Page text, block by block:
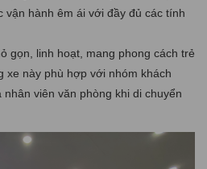
vận hành êm ái với đầy đủ các tính
gọn, linh hoạt, mang phong cách trẻ
xe này phù hợp với nhóm khách
viên văn phòng khi di chuyển